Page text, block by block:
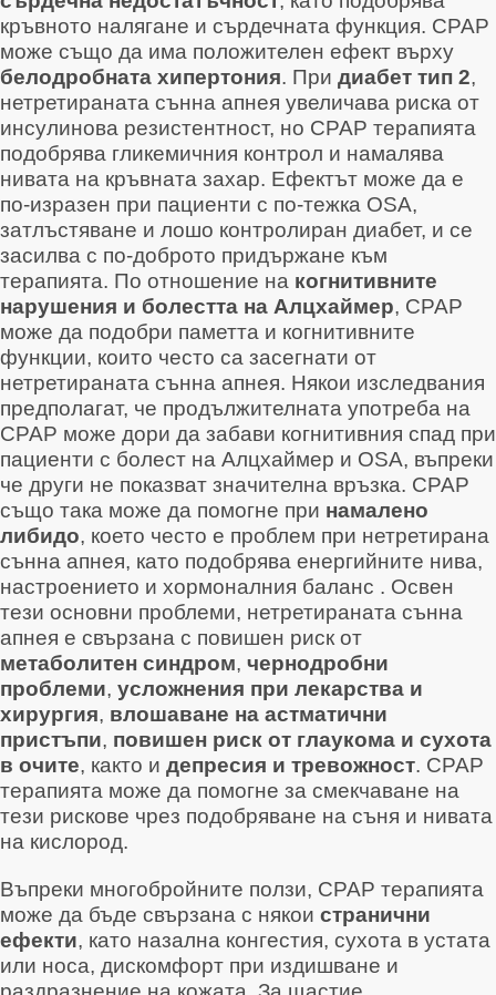
кръвното налягане и сърдечната функция. CPAP
може също да има положителен ефект върху
белодробната хипертония. При диабет тип 2,
нетретираната сънна апнея увеличава риска от
инсулинова резистентност, но CPAP терапията
подобрява гликемичния контрол и намалява
нивата на кръвната захар. Ефектът може да е
по-изразен при пациенти с по-тежка OSA,
затлъстяване и лошо контролиран диабет, и се
засилва с по-доброто придържане към
терапията. По отношение на когнитивните
нарушения и болестта на Алцхаймер, CPAP
може да подобри паметта и когнитивните
функции, които често са засегнати от
нетретираната сънна апнея. Някои изследвания
предполагат, че продължителната употреба на
CPAP може дори да забави когнитивния спад при
пациенти с болест на Алцхаймер и OSA, въпреки
че други не показват значителна връзка. CPAP
също така може да помогне при намалено
либидо, което често е проблем при нетретирана
сънна апнея, като подобрява енергийните нива,
настроението и хормоналния баланс . Освен
тези основни проблеми, нетретираната сънна
апнея е свързана с повишен риск от
метаболитен синдром, чернодробни
проблеми, усложнения при лекарства и
хирургия, влошаване на астматични
пристъпи, повишен риск от глаукома и сухота
в очите, както и депресия и тревожност. CPAP
терапията може да помогне за смекчаване на
тези рискове чрез подобряване на съня и нивата
на кислород.
Въпреки многобройните ползи, CPAP терапията
може да бъде свързана с някои странични
ефекти, като назална конгестия, сухота в устата
или носа, дискомфорт при издишване и